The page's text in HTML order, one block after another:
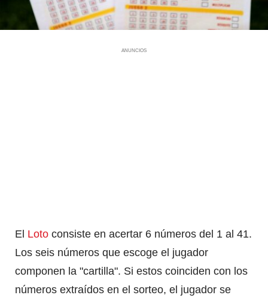
ANUNCIOS
El Loto consiste en acertar 6 números del 1 al 41.
Los seis números que escoge el jugador
componen la "cartilla". Si estos coinciden con los
números extraídos en el sorteo, el jugador se